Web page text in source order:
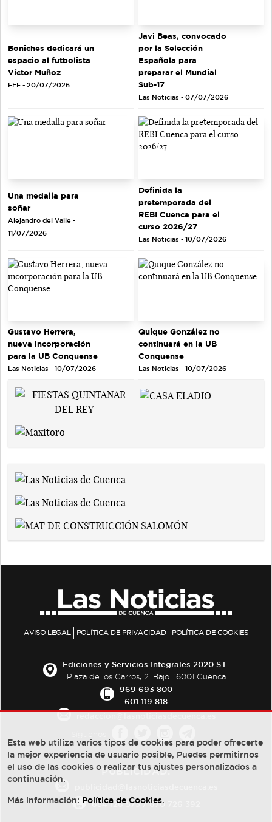
Boniches dedicará un
espacio al futbolista
Víctor Muñoz
EFE - 20/07/2026
Javi Beas, convocado
por la Selección
Española para
preparar el Mundial
Sub-17
Las Noticias - 07/07/2026
Una medalla para
soñar
Alejandro del Valle -
11/07/2026
Definida la
pretemporada del
REBI Cuenca para el
curso 2026/27
Las Noticias - 10/07/2026
Gustavo Herrera,
nueva incorporación
para la UB Conquense
Las Noticias - 10/07/2026
Quique González no
continuará en la UB
Conquense
Las Noticias - 10/07/2026
AVISO LEGAL POLÍTICA DE PRIVACIDAD POLÍTICA DE COOKIES
Ediciones y Servicios Integrales 2020 S.L.
Plaza de los Carros, 2. Bajo. 16001 Cuenca
969 693 800
601 119 818
PUBLICIDAD:
684 126 573/670 726 392
Esta web utiliza varios tipos de cookies para poder ofrecerte
la mejor experiencia de usuario posible, Puedes permitirnos
el uso de las cookies o realizar tus ajustes personalizados a
continuación.
Más información: Política de Cookies.